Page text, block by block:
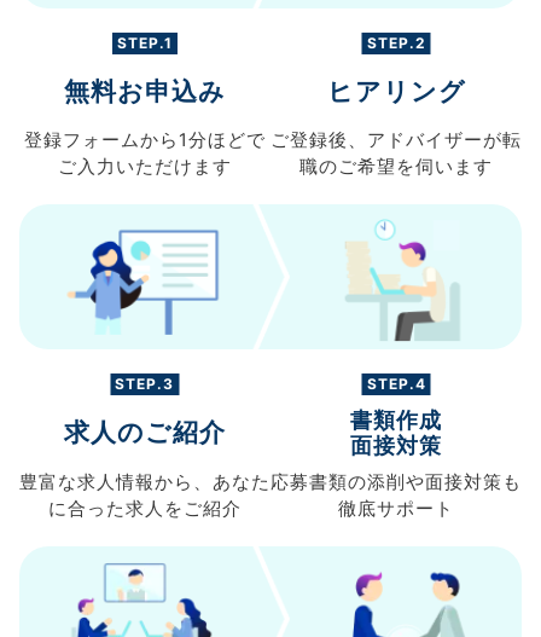
STEP.1
無料お申込み
登録フォームから 1分ほどで
ご入力 いただけます
STEP.2
ヒアリング
ご登録後、 アドバイザーが転
職のご希望を伺います
STEP.3
求人のご紹介
豊富な求人情報から、 あなた
に合った求人を ご紹介
STEP.4
書類作成
面接対策
応募書類の添削や面接対策も
徹底サポート